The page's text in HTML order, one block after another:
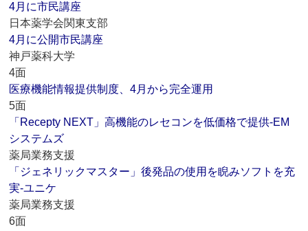
4月に市民講座
日本薬学会関東支部
4月に公開市民講座
神戸薬科大学
4面
医療機能情報提供制度、4月から完全運用
5面
「Recepty NEXT」高機能のレセコンを低価格で提供‐EM
システムズ
薬局業務支援
「ジェネリックマスター」後発品の使用を睨みソフトを充
実‐ユニケ
薬局業務支援
6面